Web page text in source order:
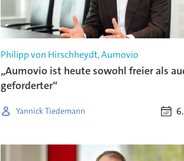
Philipp von Hirschheydt, Aumovio
„Aumovio ist heute sowohl freier als
geforderter“
Yannick Tiedemann